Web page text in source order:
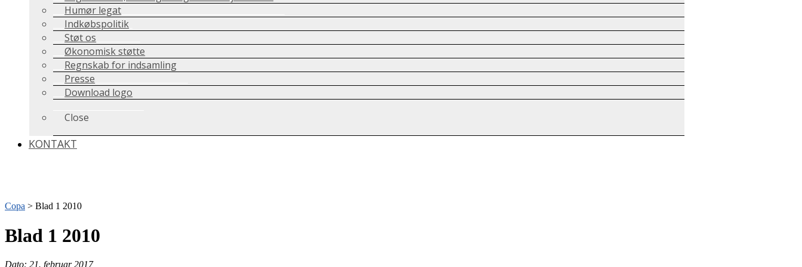
Humør legat
Indkøbspolitik
Støt os
Økonomisk støtte
Regnskab for indsamling
Presse
Download logo
Close
KONTAKT
Copa > Blad 1 2010
Blad 1 2010
Dato: 21. februar 2017